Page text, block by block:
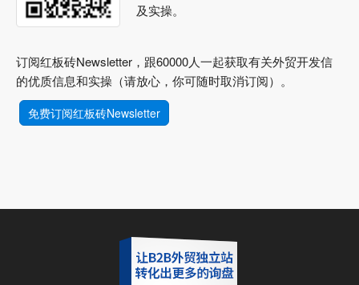
及实操。
订阅红板砖Newsletter，跟60000人一起获取有关外贸开发信
的优质信息和实操（请放心，你可随时取消订阅）。
免费订阅红板砖Newsletter